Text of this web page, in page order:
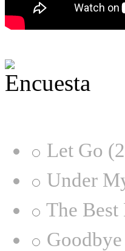
Let Go
Under
The